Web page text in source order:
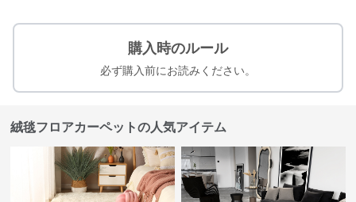
購入時のルール
必ず購入前にお読みください。
絨毯フロアカーペットの人気アイテム